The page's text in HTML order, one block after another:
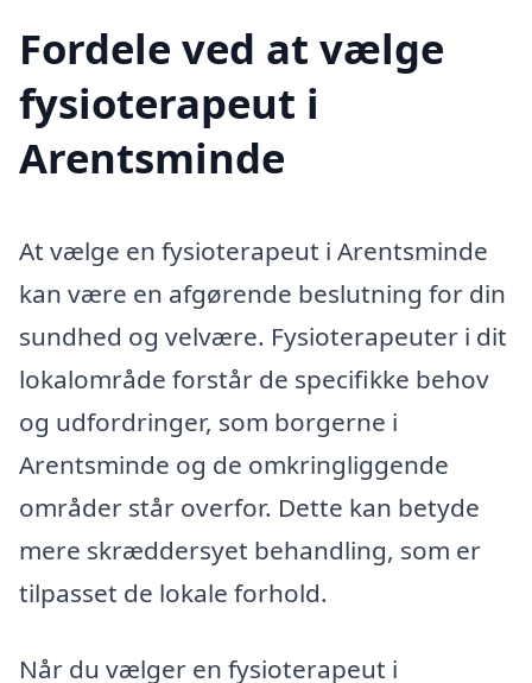
Fordele ved at vælge
fysioterapeut i
Arentsminde
At vælge en fysioterapeut i Arentsminde
kan være en afgørende beslutning for din
sundhed og velvære. Fysioterapeuter i dit
lokalområde forstår de specifikke behov
og udfordringer, som borgerne i
Arentsminde og de omkringliggende
områder står overfor. Dette kan betyde
mere skræddersyet behandling, som er
tilpasset de lokale forhold.
Når du vælger en fysioterapeut i